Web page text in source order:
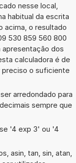
nesse local,
habitual da escrita
acima, o resultado
530 859 560 800
dos
calculadora é de
preciso o suficiente
arredondado para
sempre que
'4 exp 3' ou '4
asin, tan, sin, atan,